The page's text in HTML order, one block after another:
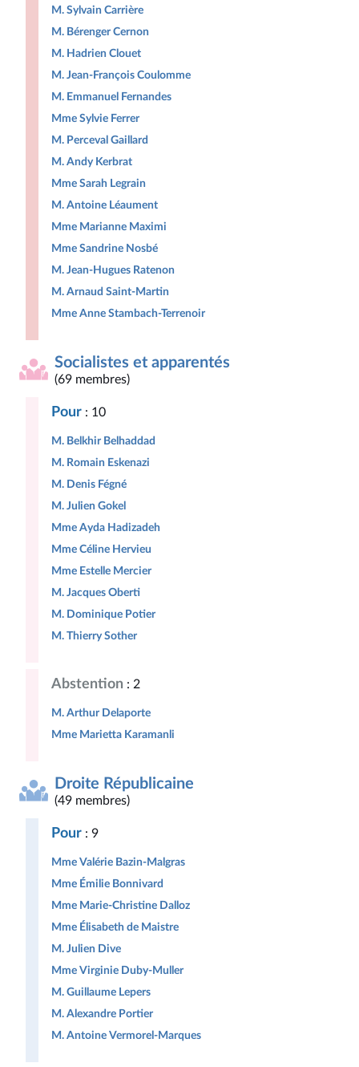
M. Sylvain Carrière
M. Bérenger Cernon
M. Hadrien Clouet
M. Jean-François Coulomme
M. Emmanuel Fernandes
Mme Sylvie Ferrer
M. Perceval Gaillard
M. Andy Kerbrat
Mme Sarah Legrain
M. Antoine Léaument
Mme Marianne Maximi
Mme Sandrine Nosbé
M. Jean-Hugues Ratenon
M. Arnaud Saint-Martin
Mme Anne Stambach-Terrenoir
Socialistes et apparentés
(69 membres)
Pour : 10
M. Belkhir Belhaddad
M. Romain Eskenazi
M. Denis Fégné
M. Julien Gokel
Mme Ayda Hadizadeh
Mme Céline Hervieu
Mme Estelle Mercier
M. Jacques Oberti
M. Dominique Potier
M. Thierry Sother
Abstention : 2
M. Arthur Delaporte
Mme Marietta Karamanli
Droite Républicaine
(49 membres)
Pour : 9
Mme Valérie Bazin-Malgras
Mme Émilie Bonnivard
Mme Marie-Christine Dalloz
Mme Élisabeth de Maistre
M. Julien Dive
Mme Virginie Duby-Muller
M. Guillaume Lepers
M. Alexandre Portier
M. Antoine Vermorel-Marques